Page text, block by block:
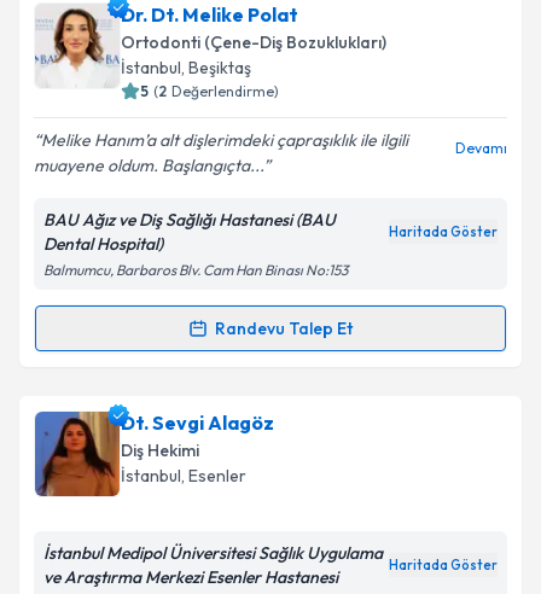
Takvim Talebini Gönder
Uzm. Dt. Nevin Kamberoğlu
talebi oluşturun. Size bu uzmandan randevu almanız
için bir takvim hazırlandığında e-posta ile
bilgilendireceğiz.
E-posta Adresiniz
Kişisel verilerimin işlenmesine ilişkin
Metni'ni okudum ve kişisel verilerimin belirtilen
kapsamda işlenmesini kabul ediyorum.
Dr. Dt. Melike Polat
Ortodonti (Çene-Diş Bozuklukları)
İstanbul, Beşiktaş
5 (2 Değerlendirme)
Melike Hanım’a alt dişlerimdeki çapraşıklık ile ilgili
muayene oldum. Başlangıçta...
Devamı
BAU Ağız ve Diş Sağlığı Hastanesi (BAU
Dental Hospital)
Haritada Göster
Balmumcu, Barbaros Blv. Cam Han Binası No:153
Randevu Talep Et
Randevu Takvimi Talebi
Dr. Dt. Melike Polatiçin randevu takvimi talebi
oluşturun. Size bu uzmandan randevu almanız için bir
takvim hazırlandığında e-posta ile bilgilendireceğiz.
Dt. Sevgi Alagöz
Diş Hekimi
İstanbul, Esenler
İstanbul Medipol Üniversitesi Sağlık Uygulama
ve Araştırma Merkezi Esenler Hastanesi
Haritada Göster